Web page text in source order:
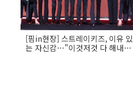
[핌in현장] 스트레이키즈, 이유 있
는 자신감…"이것저것 다 해내는